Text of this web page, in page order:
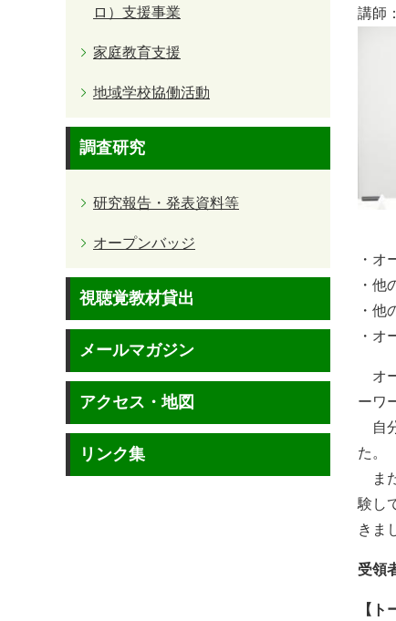
講師
・オ
・他
・他
・
オ
ーワ
自
た。
ま
験し
きま
受領
【ト
ロ）支援事業
家庭教育支援
地域学校協働活動
調査研究
研究報告・発表資料等
オープンバッジ
視聴覚教材貸出
メールマガジン
アクセス・地図
リンク集